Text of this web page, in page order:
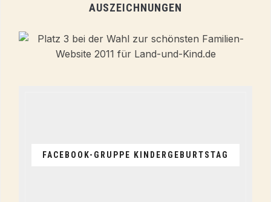
AUSZEICHNUNGEN
FACEBOOK-GRUPPE KINDERGEBURTSTAG